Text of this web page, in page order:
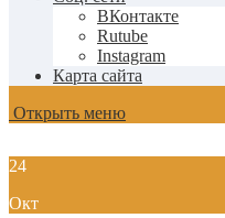
ВКонтакте
Rutube
Instagram
Карта сайта
Открыть меню
24
Окт